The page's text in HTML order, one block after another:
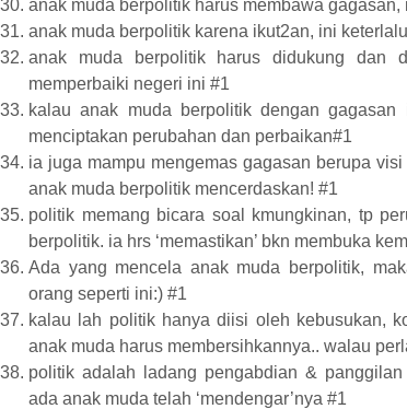
anak muda berpolitik harus membawa gagasan,
anak muda berpolitik karena ikut2an, ini
anak muda berpolitik harus didukung dan
memperbaiki negeri ini #1
kalau anak muda berpolitik dengan
menciptakan perubahan dan perbaikan#1
ia juga mampu mengemas gagasan berupa
anak muda berpolitik mencerdaskan! #1
politik memang bicara soal kmungkinan, tp
berpolitik. ia hrs ‘memastikan’ bkn membuka
Ada yang mencela anak muda berpolitik,
orang seperti ini:) #1
kalau lah politik hanya diisi oleh kebusukan,
anak muda harus membersihkannya.. walau
politik adalah ladang pengabdian &
ada anak muda telah ‘mendengar’nya #1